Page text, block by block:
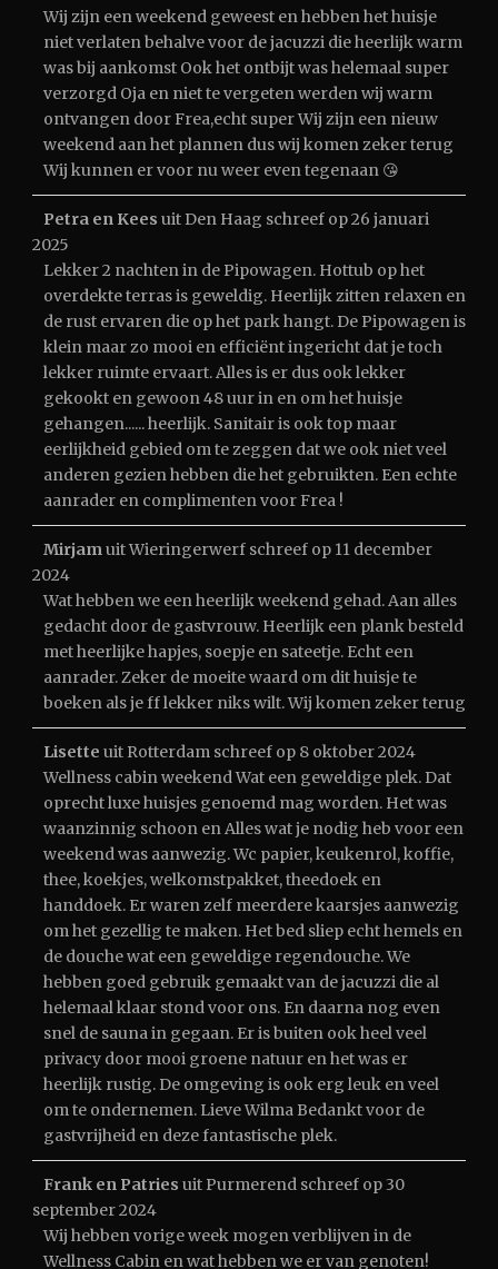
Wij zijn een weekend geweest en hebben het huisje
niet verlaten behalve voor de jacuzzi die heerlijk warm
was bij aankomst Ook het ontbijt was helemaal super
verzorgd Oja en niet te vergeten werden wij warm
ontvangen door Frea,echt super Wij zijn een nieuw
weekend aan het plannen dus wij komen zeker terug
Wij kunnen er voor nu weer even tegenaan 😘
Petra en Kees uit Den Haag schreef op26 januari
2025
Lekker 2 nachten in de Pipowagen. Hottub op het
overdekte terras is geweldig. Heerlijk zitten relaxen en
de rust ervaren die op het park hangt. De Pipowagen is
klein maar zo mooi en efficiënt ingericht dat je toch
lekker ruimte ervaart. Alles is er dus ook lekker
gekookt en gewoon 48 uur in en om het huisje
gehangen...... heerlijk. Sanitair is ook top maar
eerlijkheid gebied om te zeggen dat we ook niet veel
anderen gezien hebben die het gebruikten. Een echte
aanrader en complimenten voor Frea !
MirjamuitWieringerwerf schreef op 11 december
2024
Wat hebben we een heerlijk weekend gehad. Aan alles
gedacht door de gastvrouw. Heerlijk een plank besteld
met heerlijke hapjes, soepje en sateetje. Echt een
aanrader. Zeker de moeite waard om dit huisje te
boeken als je ff lekker niks wilt. Wij komen zeker terug
Lisette uit Rotterdam schreef op 8 oktober 2024
Wellness cabin weekend Wat een geweldige plek. Dat
oprecht luxe huisjes genoemd mag worden. Het was
waanzinnig schoon en Alles wat je nodig heb voor een
weekend was aanwezig. Wc papier, keukenrol, koffie,
thee, koekjes, welkomstpakket, theedoek en
handdoek. Er waren zelf meerdere kaarsjes aanwezig
om het gezellig te maken. Het bed sliep echt hemels en
de douche wat een geweldige regendouche. We
hebben goed gebruik gemaakt van de jacuzzi die al
helemaal klaar stond voor ons. En daarna nog even
snel de sauna in gegaan. Er is buiten ook heel veel
privacy door mooi groene natuur en het was er
heerlijk rustig. De omgeving is ook erg leuk en veel
om te ondernemen. Lieve Wilma Bedankt voor de
gastvrijheid en deze fantastische plek.
Frank en Patries uit Purmerend schreef op30
september 2024
Wij hebben vorige week mogen verblijven in de
Wellness Cabin en wat hebben we er van genoten!